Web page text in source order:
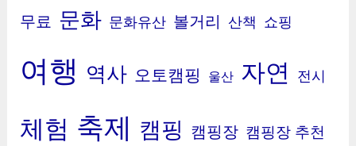
무료 문화 문화유산 볼거리 산책 쇼핑
여행 역사 오토캠핑 울산 자연 전시
체험 축제 캠핑 캠핑장 캠핑장 추천